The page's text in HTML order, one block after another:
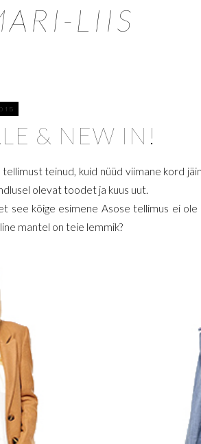
LIIS
& NEW IN!
teinud, kuid nüüd viimane kord
olevat toodet ja kuus uut.
kõige esimene Asose tellimus ei ole
mantel on teie lemmik?